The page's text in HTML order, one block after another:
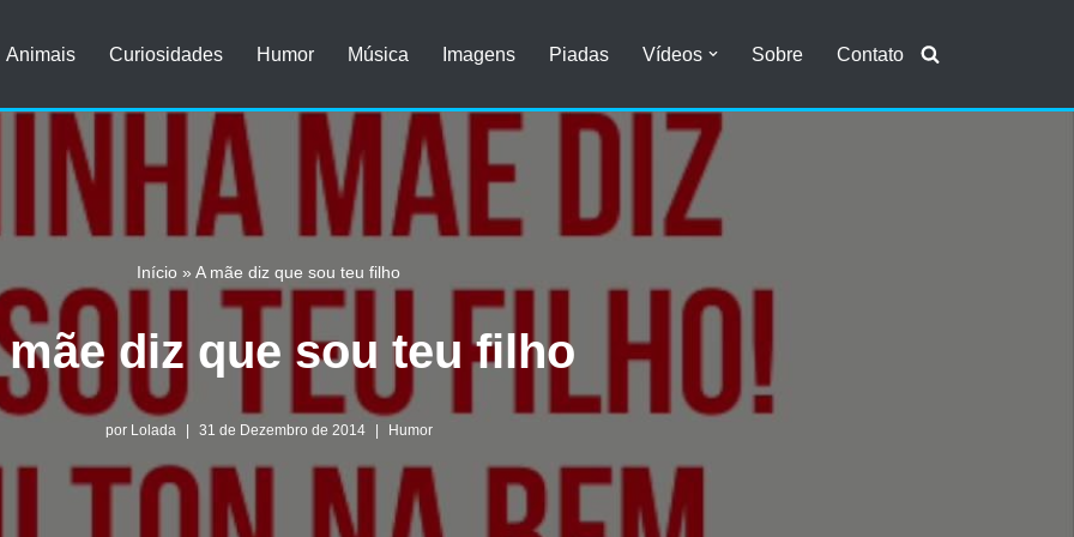
Animais Curiosidades Humor Música Imagens Piadas Vídeos Sobre Contato
Início » A mãe diz que sou teu filho
mãe diz que sou teu filho
por Lolada 31 de Dezembro de 2014 Humor